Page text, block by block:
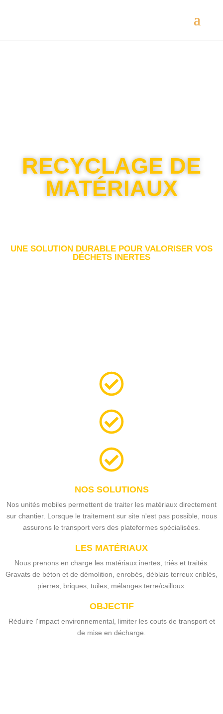
RECYCLAGE DE
MATÉRIAUX
UNE SOLUTION DURABLE POUR VALORISER VOS
DÉCHETS INERTES
NOS SOLUTIONS
Nos unités mobiles permettent de traiter les matériaux directement
sur chantier. Lorsque le traitement sur site n'est pas possible, nous
assurons le transport vers des plateformes spécialisées.
LES MATÉRIAUX
Nous prenons en charge les matériaux inertes, triés et traités.
Gravats de béton et de démolition, enrobés, déblais terreux criblés,
pierres, briques, tuiles, mélanges terre/cailloux.
OBJECTIF
Réduire l'impact environnemental, limiter les couts de transport et
de mise en décharge.